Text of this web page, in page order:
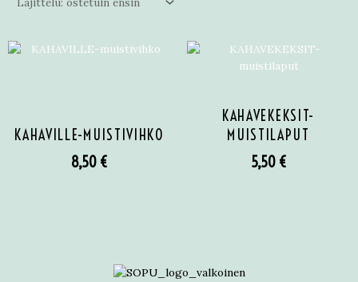
KAHAVILLE-MUISTIVIHKO
8,50 €
KAHAVEKEKSIT-
MUISTILAPUT
5,50 €